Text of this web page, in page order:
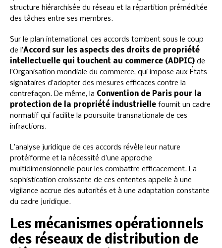
structure hiérarchisée du réseau et la répartition préméditée
des tâches entre ses membres.
Sur le plan international, ces accords tombent sous le coup
de l’Accord sur les aspects des droits de propriété
intellectuelle qui touchent au commerce (ADPIC) de
l’Organisation mondiale du commerce, qui impose aux États
signataires d’adopter des mesures efficaces contre la
contrefaçon. De même, la Convention de Paris pour la
protection de la propriété industrielle fournit un cadre
normatif qui facilite la poursuite transnationale de ces
infractions.
L’analyse juridique de ces accords révèle leur nature
protéiforme et la nécessité d’une approche
multidimensionnelle pour les combattre efficacement. La
sophistication croissante de ces ententes appelle à une
vigilance accrue des autorités et à une adaptation constante
du cadre juridique.
Les mécanismes opérationnels
des réseaux de distribution de